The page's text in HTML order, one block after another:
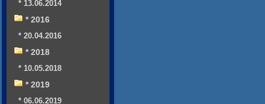
* 13.06.2014
* 2016
* 20.04.2016
* 2018
* 10.05.2018
* 2019
* 06.06.2019